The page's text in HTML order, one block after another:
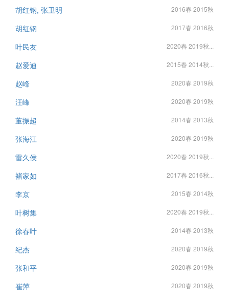
胡红钢, 张卫明 2016春 2015秋
胡红钢 2017春 2016秋
叶民友 2020春 2019秋...
赵爱迪 2015春 2014秋...
赵峰 2020春 2019秋
汪峰 2020春 2019秋
董振超 2014春 2013秋
张海江 2020春 2019秋
雷久侯 2020春 2019秋...
褚家如 2017春 2016秋...
李京 2015春 2014秋
叶树集 2020春 2019秋...
徐春叶 2014春 2013秋
纪杰 2020春 2019秋
张和平 2020春 2019秋
崔萍 2020春 2019秋